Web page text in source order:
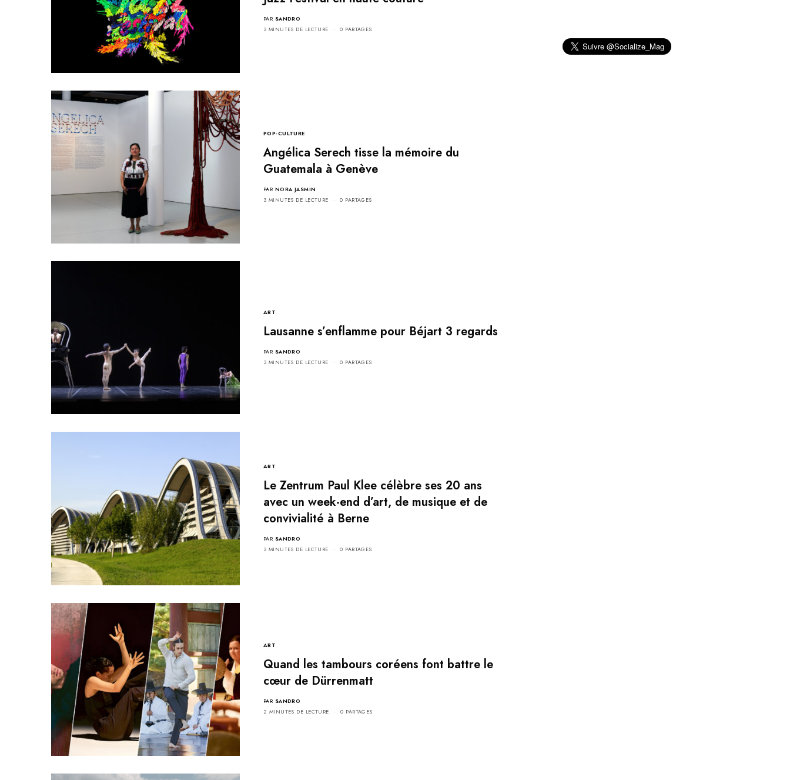
PAR SANDRO
3 MINUTES DE LECTURE
0 PARTAGES
POP-CULTURE
Angélica Serech tisse la mémoire du
Guatemala à Genève
PAR NORA JASMIN
3 MINUTES DE LECTURE
0 PARTAGES
ART
Lausanne s’enflamme pour Béjart 3 regards
PAR SANDRO
3 MINUTES DE LECTURE
0 PARTAGES
ART
Le Zentrum Paul Klee célèbre ses 20 ans
avec un week-end d’art, de musique et de
convivialité à Berne
PAR SANDRO
3 MINUTES DE LECTURE
0 PARTAGES
ART
Quand les tambours coréens font battre le
cœur de Dürrenmatt
PAR SANDRO
2 MINUTES DE LECTURE
0 PARTAGES